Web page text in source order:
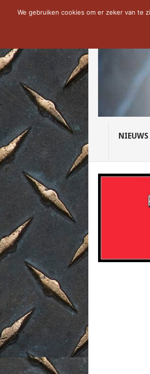
NOW TRENDING:
NIEUWS
We gebruiken cookies om er zeker van te